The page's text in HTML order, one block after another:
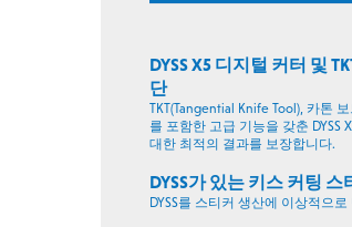
DYSS X5 디지털 커터 및
단
TKT(Tangential Knife Tool), 카톤
를 포함한 고급 기능을 갖춘 DYSS
대한 최적의 결과를 보장합니다.
DYSS가 있는 키스 커팅
DYSS를 스티커 생산에 이상적으